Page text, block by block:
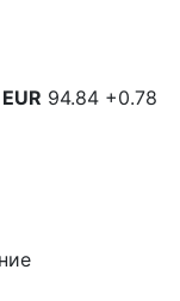
EUR 94.84 +0.78